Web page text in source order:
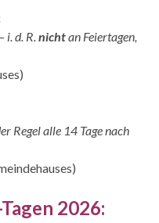
– i. d. R.nichtan Feiertagen,
Regel alle 14 Tage nach
2026: